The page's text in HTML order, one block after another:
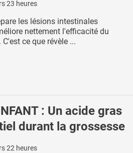
23 heures
les lésions intestinales
nettement l'efficacité du
ce que révèle ...
: Un acide gras
durant la grossesse
22 heures